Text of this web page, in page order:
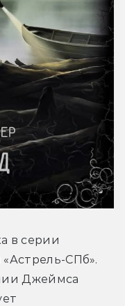
в серии
СПб».
Джеймса